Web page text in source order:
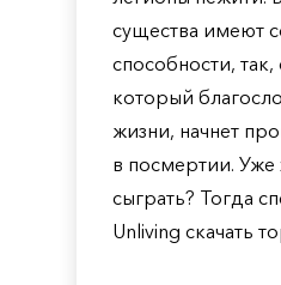
существа имеют
способности,
который
жизни, начнет
в посмертии. Уже
сыграть? Тогда
Unliving скачать